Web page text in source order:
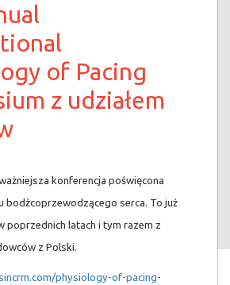
of Pacing
z udziałem
konferencja poświęcona
bodźcoprzewodzącego serca. To już
poprzednich latach i tym razem z
z Polski.
physiology-of-pacing-